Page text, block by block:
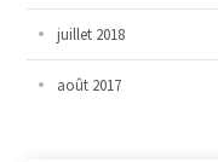
juillet 2018
août 2017